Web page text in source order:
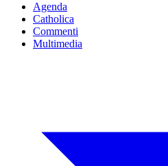
Agenda
Catholica
Commenti
Multimedia